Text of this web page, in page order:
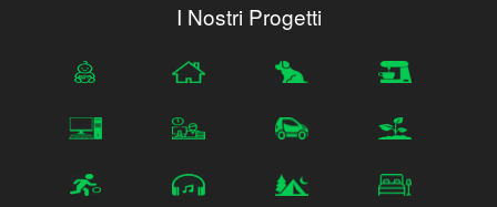
I Nostri Progetti